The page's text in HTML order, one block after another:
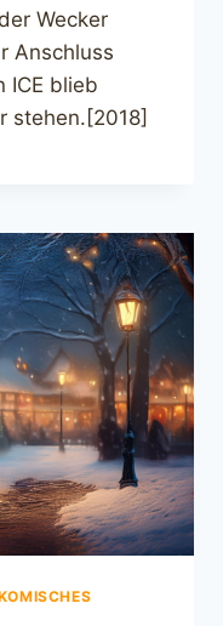
Wecker
Anschluss
ICE blieb
stehen.[2018]